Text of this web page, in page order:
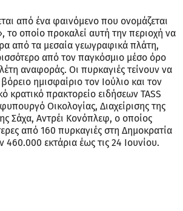
από ένα φαινόμενο που ονομάζεται
το οποίο προκαλεί αυτή την περιοχή να
από τα μεσαία γεωγραφικά πλάτη,
από τον παγκόσμιο μέσο όρο
αναφοράς. Οι πυρκαγιές τείνουν να
ημισφαίριο τον Ιούλιο και τον
κρατικό πρακτορείο ειδήσεων TASS
Οικολογίας, Διαχείρισης της
Σάχα, Αντρέι Κονόπλεφ, ο οποίος
από 160 πυρκαγιές στη Δημοκρατία
εκτάρια έως τις 24 Ιουνίου.